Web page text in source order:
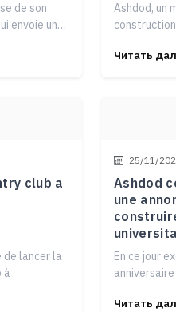
de son
envoie un
Ashdod, un
Читать
club a
de lancer la
à
25/11/
Ashdod
une
En ce jour
Читать